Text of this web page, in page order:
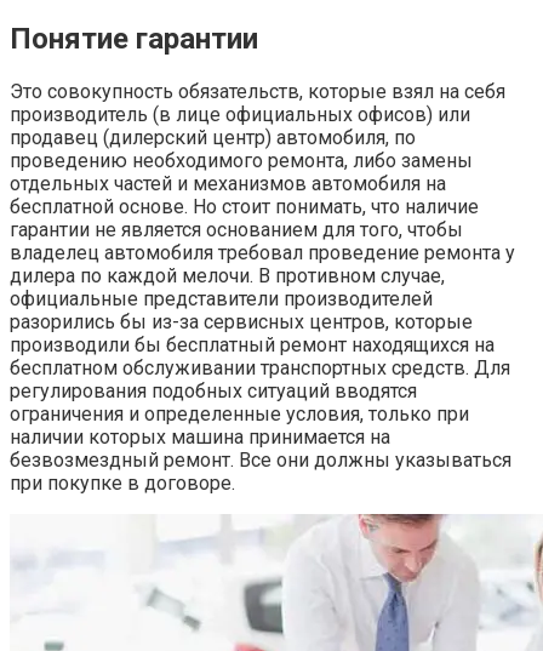
Понятие гарантии
Это совокупность обязательств, которые взял на себя
производитель (в лице официальных офисов) или
продавец (дилерский центр) автомобиля, по
проведению необходимого ремонта, либо замены
отдельных частей и механизмов автомобиля на
бесплатной основе. Но стоит понимать, что наличие
гарантии не является основанием для того, чтобы
владелец автомобиля требовал проведение ремонта у
дилера по каждой мелочи. В противном случае,
официальные представители производителей
разорились бы из-за сервисных центров, которые
производили бы бесплатный ремонт находящихся на
бесплатном обслуживании транспортных средств. Для
регулирования подобных ситуаций вводятся
ограничения и определенные условия, только при
наличии которых машина принимается на
безвозмездный ремонт. Все они должны указываться
при покупке в договоре.